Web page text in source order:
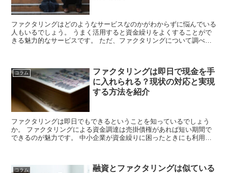
ファクタリングはどのようなサービスなのかがわからずに悩んでいる
人もいるでしょう。 うまく活用すると資金繰りをよくすることがで
きる魅力的なサービスです。 ただ、ファクタリングについて調べて
コラム
ファクタリングは即日で現金を手
に入れられる？現状の対応と実現
する方法を紹介
ファクタリングは即日でもできるということを知っているでしょう
か。 ファクタリングによる資金調達は売掛債権があれば短い期間で
できるのが魅力です。 中小企業が資金繰りに困ったときにも利用を
コラム
融資とファクタリングは似ている